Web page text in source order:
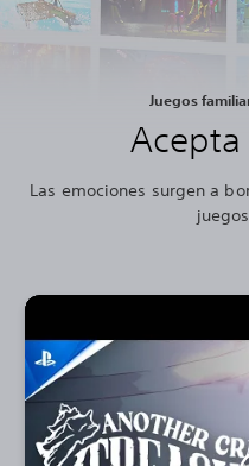
Juegos
Las emociones surgen a